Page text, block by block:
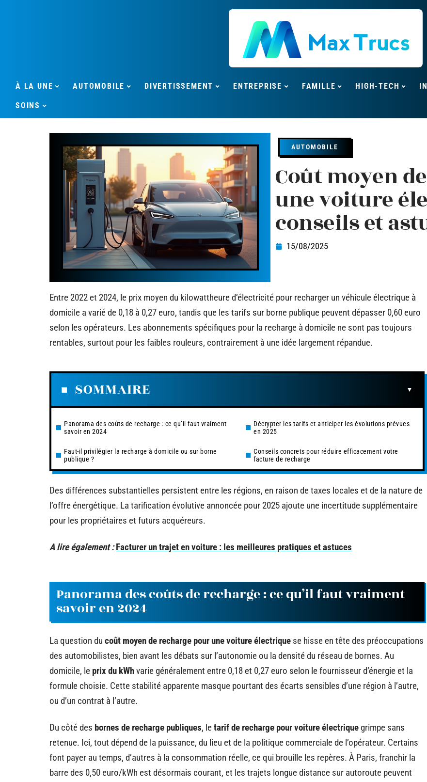
À LA UNE AUTOMOBILE DIVERTISSEMENT ENTREPRISE FAMILLE HIGH-TECH
SOINS
AUTOMOBILE
Coût moyen
une voiture
conseils et
15/08/2025
Entre 2022 et 2024, le prix moyen du kilowattheure d’électricité pour recharger un véhicule électrique à
domicile a varié de 0,18 à 0,27 euro, tandis que les tarifs sur borne publique peuvent dépasser 0,60 euro
selon les opérateurs. Les abonnements spécifiques pour la recharge à domicile ne sont pas toujours
rentables, surtout pour les faibles rouleurs, contrairement à une idée largement répandue.
SOMMAIRE
Panorama des coûts de recharge : ce qu’il faut vraiment
savoir en 2024
Faut-il privilégier la recharge à domicile ou sur borne
publique ?
Décrypter les tarifs et anticiper les évolutions prévues
en 2025
Conseils concrets pour réduire efficacement votre
facture de recharge
Des différences substantielles persistent entre les régions, en raison de taxes locales et de la nature de
l’offre énergétique. La tarification évolutive annoncée pour 2025 ajoute une incertitude supplémentaire
pour les propriétaires et futurs acquéreurs.
A lire également : Facturer un trajet en voiture : les meilleures pratiques et astuces
Panorama des coûts de recharge : ce qu’il faut vraiment
savoir en 2024
La question du coût moyen de recharge pour une voiture électrique se hisse en tête des préoccupations
des automobilistes, bien avant les débats sur l’autonomie ou la densité du réseau de bornes. Au
domicile, le prix du kWhvarie généralement entre 0,18 et 0,27 euro selon le fournisseur d’énergie et la
formule choisie. Cette stabilité apparente masque pourtant des écarts sensibles d’une région à l’autre,
ou d’un contrat à l’autre.
Du côté des bornes de recharge publiques, letarif de recharge pour voiture électrique grimpe sans
retenue. Ici, tout dépend de la puissance, du lieu et de la politique commerciale de l’opérateur. Certains
font payer au temps, d’autres à la consommation réelle, ce qui brouille les repères. À Paris, franchir la
barre des 0,50 euro/kWh est désormais courant, et les trajets longue distance sur autoroute peuvent